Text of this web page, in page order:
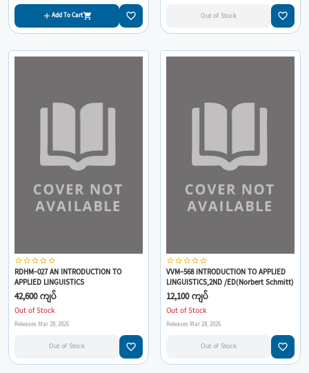
add Add To Cartshopping_cart favorite_border Out of Stock favorite_border
star_borderstar_borderstar_borderstar_borderstar_border
RDHM-027 AN INTRODUCTION TO
APPLIED LINGUISTICS
42,600 ကျပ်
Out of Stock
Releases Mar 28, 2026
Out of Stock favorite_border
star_borderstar_borderstar_borderstar_borderstar_border
VVM-568 INTRODUCTION TO APPLIED
LINGUISTICS,2ND /ED(Norbert Schmitt)
12,100 ကျပ်
Out of Stock
Releases Mar 28, 2026
Out of Stock favorite_border